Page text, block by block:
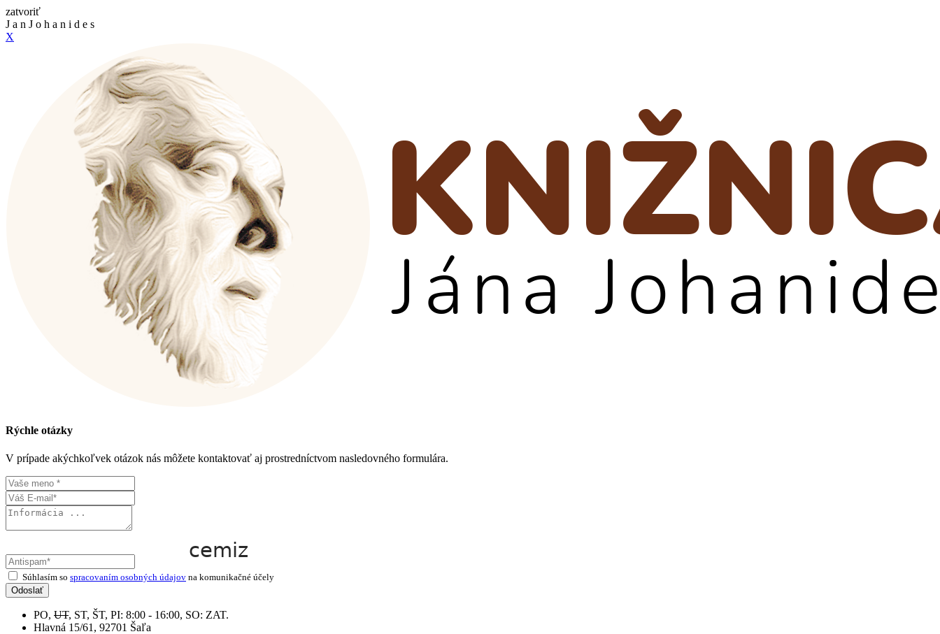
zatvoriť
J a n J o h a n i d e s
X
Rýchle otázky
V prípade akýchkoľvek otázok nás môžete kontaktovať aj prostredníctvom nasledovného formulára.
Súhlasím so spracovaním osobných údajov na komunikačné účely
Odoslať
PO, UT, ST, ŠT, PI: 8:00 - 16:00, SO: ZAT.
Hlavná 15/61, 92701 Šaľa